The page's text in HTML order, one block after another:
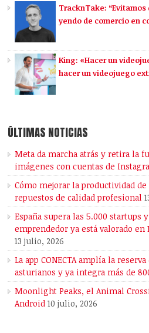
TracknTake:
yendo de comercio en
King: «Hacer un
hacer un videojuego
ÚLTIMAS NOTICIAS
Meta da marcha atrás y retira la
imágenes con cuentas de
Cómo mejorar la productividad
repuestos de calidad profesional
España supera las 5.000 startups
emprendedor ya está valorado
13 julio, 2026
La app CONECTA amplía la
asturianos y ya integra más de
Moonlight Peaks, el Animal
Android 10 julio, 2026